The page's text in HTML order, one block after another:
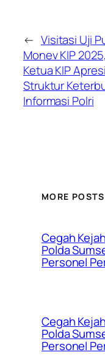
← Visitasi Uji
Monev KIP 2025,
Ketua KIP
Struktur
Informasi Polri
MORE POSTS
Cegah
Polda
Personel
Cegah
Polda
Personel